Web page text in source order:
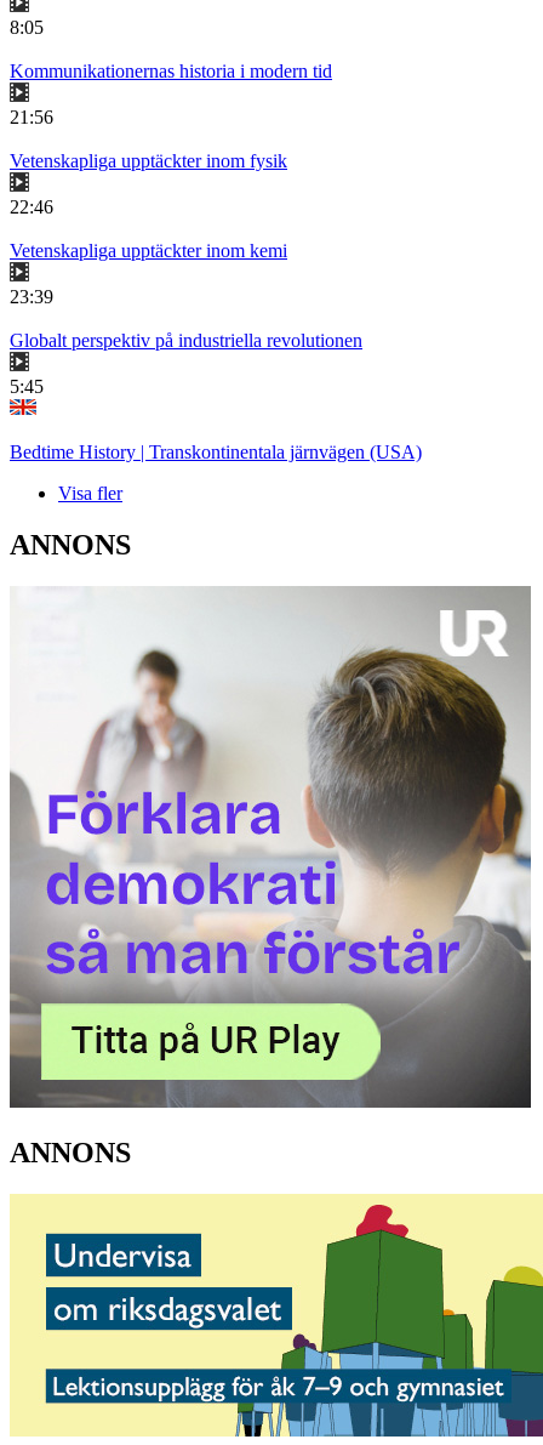
8:05
Kommunikationernas historia i modern tid
21:56
Vetenskapliga upptäckter inom fysik
22:46
Vetenskapliga upptäckter inom kemi
23:39
Globalt perspektiv på industriella revolutionen
5:45
Bedtime History | Transkontinentala järnvägen (USA)
Visa fler
ANNONS
ANNONS